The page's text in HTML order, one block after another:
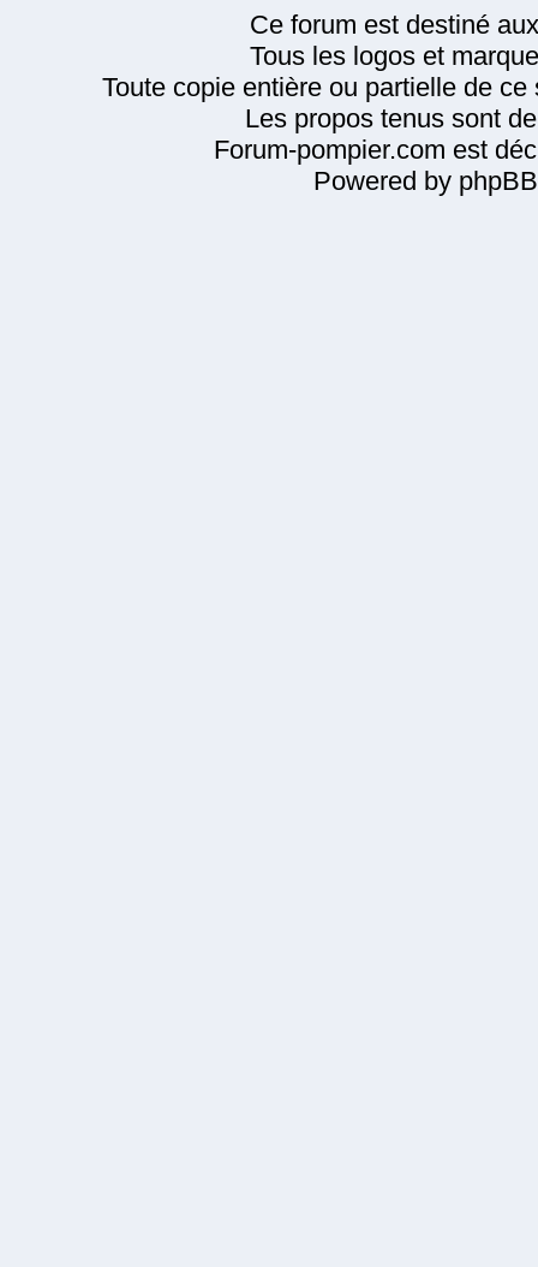
Ce forum est destiné
Tous les logos et
Toute copie entière ou partielle de
Les propos tenus sont
Forum-pompier.com est
Powered by